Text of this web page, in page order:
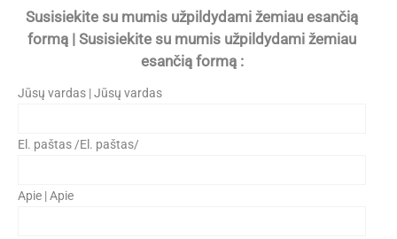
Susisiekite su mumis užpildydami žemiau esančią
formą | Susisiekite su mumis užpildydami žemiau
esančią formą :
Jūsų vardas | Jūsų vardas
El. paštas /El. paštas/
Apie | Apie